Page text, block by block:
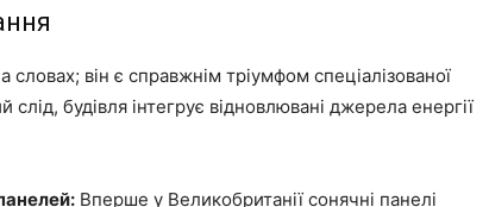
він є справжнім тріумфом спеціалізованої
слід, будівля інтегрує відновлювані джерела енергії
Вперше у Великобританії сонячні панелі